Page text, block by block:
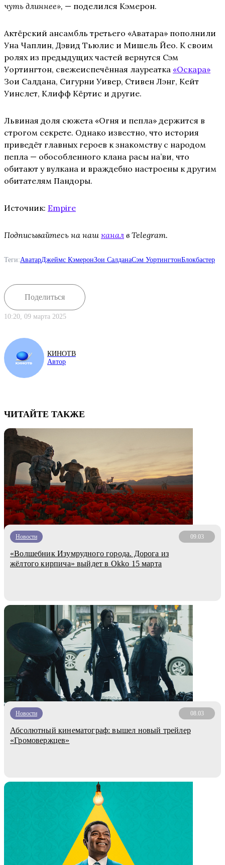
чуть длиннее», — поделился Кэмерон.
Актёрский ансамбль третьего «Аватара» пополнили
Уна Чаплин, Дэвид Тьюлис и Мишель Йео. К своим
ролях из предыдущих частей вернутся Сэм
Уортингтон, свежеиспечённая лауреатка «Оскара»
Зои Салдана, Сигурни Уивер, Стивен Лэнг, Кейт
Уинслет, Клифф Кёртис и другие.
Львиная доля сюжета «Огня и пепла» держится в
строгом секрете. Однако известно, что история
приведёт главных героев к знакомству с народом
пепла — обособленного клана расы на’ви, что
обитают у вулкана и враждебно настроены к другим
обитателям Пандоры.
Источник: Empire
Подписывайтесь на наш канал в Telegram.
Теги:АватарДжеймс КэмеронЗои СалданаСэм УортингтонБлокбастер
Поделиться
10:20, 09 марта 2025
КИНОТВ
Автор
ЧИТАЙТЕ ТАКЖЕ
Новости 09.03
«Волшебник Изумрудного города. Дорога из
жёлтого кирпича» выйдет в Okko 15 марта
Новости 08.03
Абсолютный кинематограф: вышел новый трейлер
«Громовержцев»